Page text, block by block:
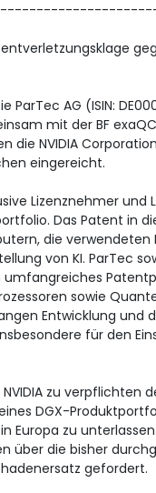
AG (ISIN:
mit der BF
die NVIDIA
eingereicht.
Lizenznehmer
Das Patent in
die verwendeten
von KI. ParTec
umfangreiches
sowie
Entwicklung und
für den
zu verpflichten
DGX-
Europa zu
über die bisher
gefordert.